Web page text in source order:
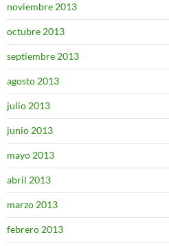
noviembre 2013
octubre 2013
septiembre 2013
agosto 2013
julio 2013
junio 2013
mayo 2013
abril 2013
marzo 2013
febrero 2013